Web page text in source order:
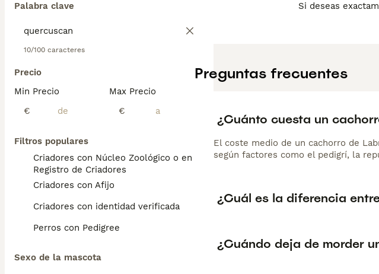
Palabra clave
10/100 caracteres
Precio
Min Precio
€
Max Precio
€
Filtros populares
Criadores con Núcleo Zoológico o en el
Registro de Criadores
Criadores con Afijo
Criadores con identidad verificada
Perros con Pedigree
Sexo de la mascota
Si deseas
Preguntas frecuentes
¿Cuánto cuesta un
El coste medio de un cachorro de
según factores como el pedigrí, la
¿Cuál es la diferencia
¿Cuándo deja de morder